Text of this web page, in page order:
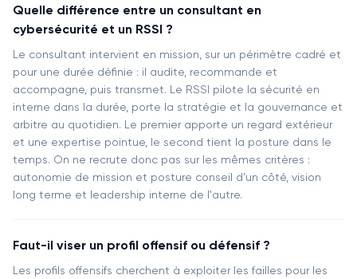
Quelle différence entre un consultant en
cybersécurité et un RSSI ?
Le consultant intervient en mission, sur un périmètre cadré et
pour une durée définie : il audite, recommande et
accompagne, puis transmet. Le RSSI pilote la sécurité en
interne dans la durée, porte la stratégie et la gouvernance et
arbitre au quotidien. Le premier apporte un regard extérieur
et une expertise pointue, le second tient la posture dans le
temps. On ne recrute donc pas sur les mêmes critères :
autonomie de mission et posture conseil d'un côté, vision
long terme et leadership interne de l'autre.
Faut-il viser un profil offensif ou défensif ?
Les profils offensifs cherchent à exploiter les failles pour les